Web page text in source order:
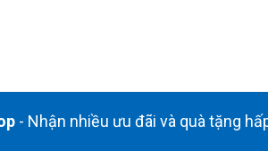
- Nhận nhiều ưu đãi và quà tặng